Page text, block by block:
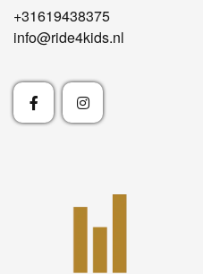
+31619438375
info@ride4kids.nl